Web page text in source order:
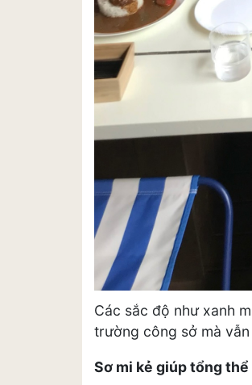
Các sắc độ như xanh
trường công sở mà
Sơ mi kẻ giúp tổng